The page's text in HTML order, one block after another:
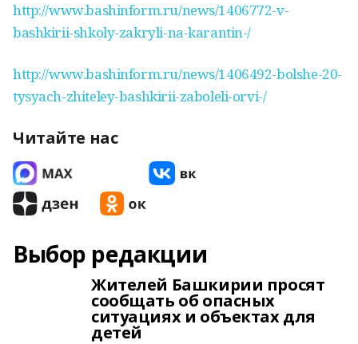
http://www.bashinform.ru/news/1406772-v-
bashkirii-shkoly-zakryli-na-karantin-/
http://www.bashinform.ru/news/1406492-bolshe-20-
tysyach-zhiteley-bashkirii-zaboleli-orvi-/
Читайте нас
Выбор редакции
Жителей Башкирии просят
сообщать об опасных
ситуациях и объектах для
детей